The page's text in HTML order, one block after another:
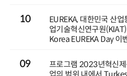
10
EUREKA, 대한민국 산
업기술혁신연구원
Korea EUREKA Day 이
09
프로그램 2023년혁신